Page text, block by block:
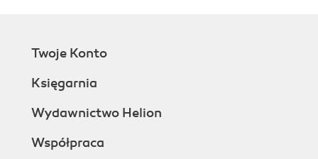
Twoje Konto
Księgarnia
Wydawnictwo Helion
Współpraca